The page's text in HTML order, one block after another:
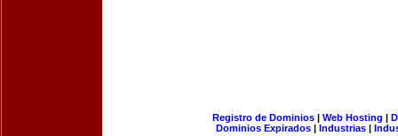
Registro de Dominios| Web Hosting |
Dominios Expirados | Industrias |